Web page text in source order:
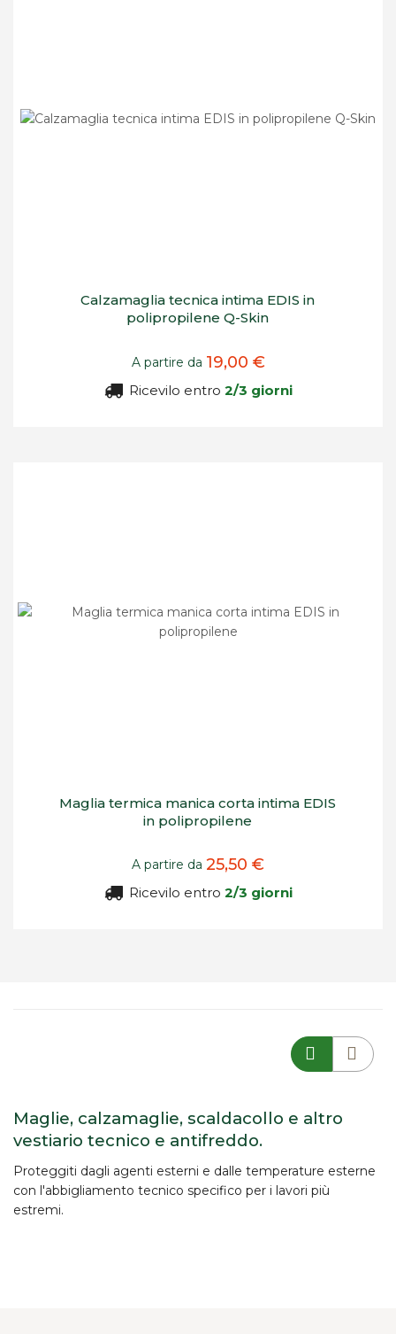
Calzamaglia tecnica intima EDIS in
polipropilene Q-Skin
A partire da 19,00 €
Ricevilo entro 2/3 giorni
Maglia termica manica corta intima EDIS
in polipropilene
A partire da 25,50 €
Ricevilo entro 2/3 giorni
Maglie, calzamaglie, scaldacollo e altro
vestiario tecnico e antifreddo.
Proteggiti dagli agenti esterni e dalle temperature esterne
con l'abbigliamento tecnico specifico per i lavori più
estremi.